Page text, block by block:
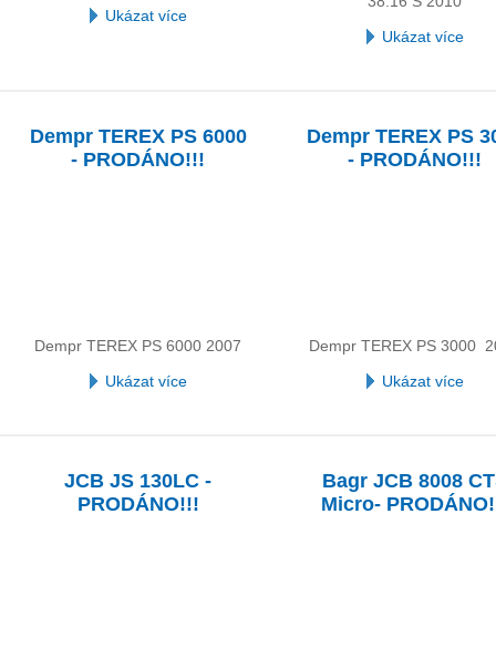
Ukázat více
Ukázat více
Dempr TEREX PS 6000
- PRODÁNO!!!
Dempr TEREX PS 6000 2007
Ukázat více
Dempr TEREX PS
- PRODÁNO!!!
Dempr TEREX PS 3000
Ukázat více
JCB JS 130LC -
PRODÁNO!!!
Bagr JCB 8008
Micro-